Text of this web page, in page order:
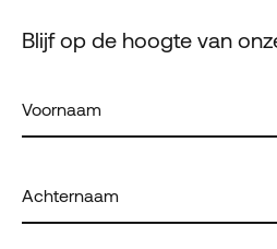
Blijf op de hoogte van